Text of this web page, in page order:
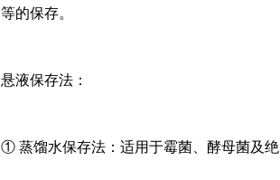
等的保存。
悬液保存法：
① 蒸馏水保存法：适用于霉菌、酵母菌及